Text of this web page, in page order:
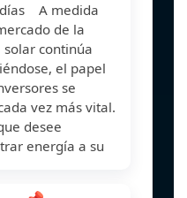
días A medida
de la
continúa
el papel
se
vez más vital.
desee
energía a su